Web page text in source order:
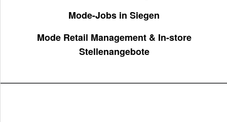
Mode-Jobs in Siegen
Mode Retail Management & In-store
Stellenangebote